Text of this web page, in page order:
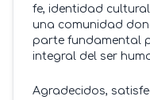
fe, identidad
una comunidad
parte fundamental
integral del ser
Agradecidos,